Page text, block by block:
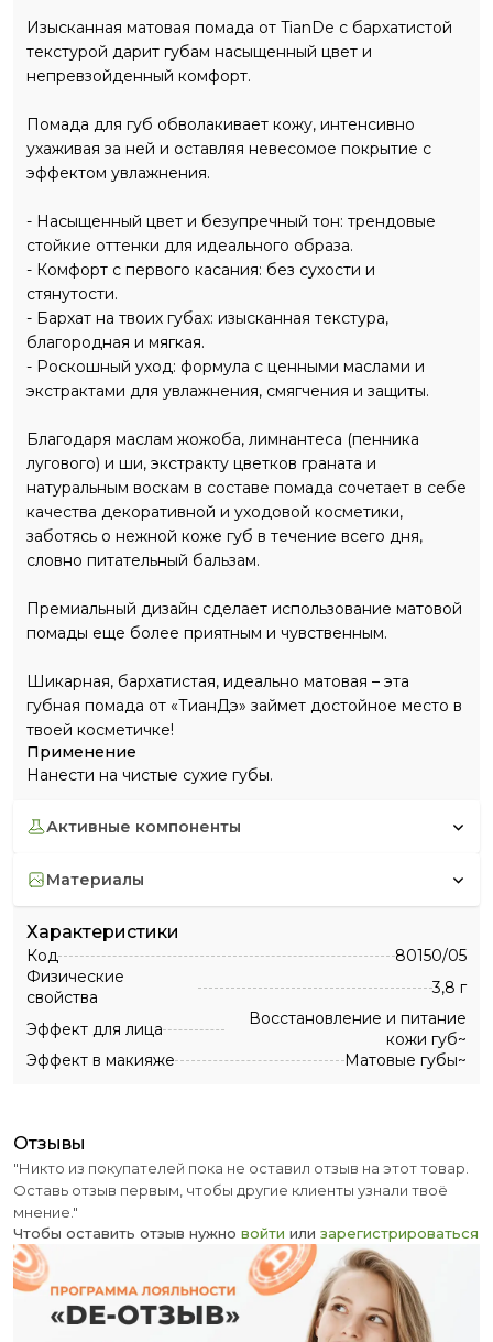
Изысканная матовая помада от TianDe с бархатистой
текстурой дарит губам насыщенный цвет и
непревзойденный комфорт.
Помада для губ обволакивает кожу, интенсивно
ухаживая за ней и оставляя невесомое покрытие с
эффектом увлажнения.
- Насыщенный цвет и безупречный тон: трендовые
стойкие оттенки для идеального образа.
- Комфорт с первого касания: без сухости и
стянутости.
- Бархат на твоих губах: изысканная текстура,
благородная и мягкая.
- Роскошный уход: формула с ценными маслами и
экстрактами для увлажнения, смягчения и защиты.
Благодаря маслам жожоба, лимнантеса (пенника
лугового) и ши, экстракту цветков граната и
натуральным воскам в составе помада сочетает в себе
качества декоративной и уходовой косметики,
заботясь о нежной коже губ в течение всего дня,
словно питательный бальзам.
Премиальный дизайн сделает использование матовой
помады еще более приятным и чувственным.
Шикарная, бархатистая, идеально матовая – эта
губная помада от «ТианДэ» займет достойное место в
твоей косметичке!
Применение
Нанести на чистые сухие губы.
активные компоненты
материалы
Характеристики
Код
80150/05
Физические
свойства
3,8 г
Эффект для лица
Восстановление и питание
кожи губ~
Эффект в макияже
Матовые губы~
отзывы
"Никто из покупателей пока не оставил отзыв на этот товар.
Оставь отзыв первым, чтобы другие клиенты узнали твоё
мнение."
Чтобы оставить отзыв нужно войти или зарегистрироваться